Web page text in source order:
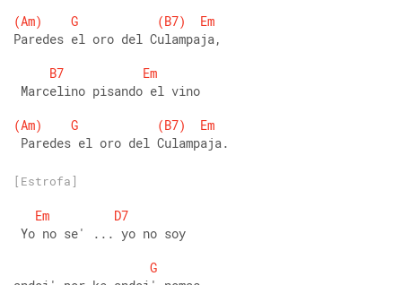
(Am)
G (B7)
Em
Paredes el oro del Culampaja,
B7
Em
Marcelino pisando el vino
(Am)
G (B7)
Em
Paredes el oro del Culampaja.
[Estrofa]
Em
D7
Yo no se' ... yo no soy
G